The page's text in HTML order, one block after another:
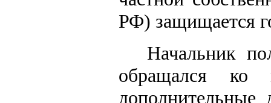
РФ) защищается
Начальник
обращался ко